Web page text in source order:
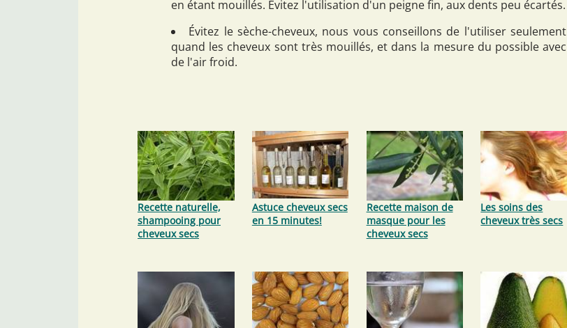
en étant mouillés. Évitez l'utilisation d'un peigne fin, aux dents peu écartés.
Évitez le sèche-cheveux, nous vous conseillons de l'utiliser seulement
quand les cheveux sont très mouillés, et dans la mesure du possible avec
de l'air froid.
Recette naturelle,
shampooing pour
cheveux secs
Astuce cheveux secs
en 15 minutes!
Recette maison de
masque pour les
cheveux secs
Les soins des
cheveux très secs